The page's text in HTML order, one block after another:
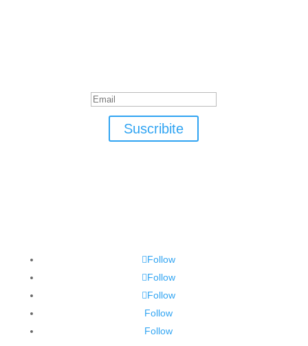
Suscribite
Follow
Follow
Follow
Follow
Follow